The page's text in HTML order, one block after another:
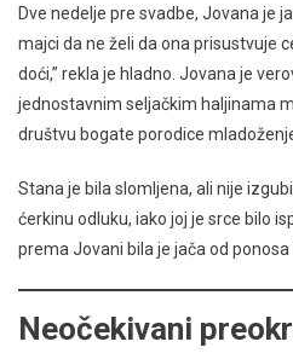
Dve nedelje pre svadbe, Jovana je
majci da ne želi da ona prisustvuje
doći,” rekla je hladno. Jovana je
jednostavnim seljačkim haljinama
društvu bogate porodice
Stana je bila slomljena, ali nije
ćerkinu odluku, iako joj je srce bilo
prema Jovani bila je jača od ponosa
Neočekivani